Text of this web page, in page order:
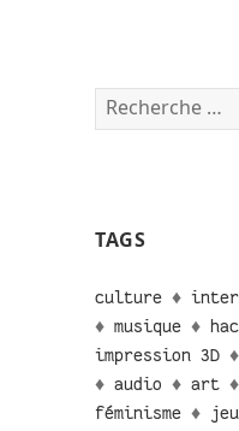
TAGS
culture ♦
♦musique ♦
impression 3D ♦
♦audio ♦art ♦
féminisme ♦